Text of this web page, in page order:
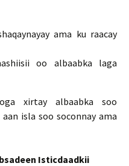
ama ku raacay
oo albaabka laga
xirtay albaabka soo
isla soo soconnay ama
Isticdaadkii